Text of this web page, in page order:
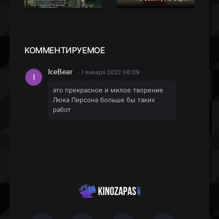
КОММЕНТИРУЕМОЕ
IceBear 1 января 2022 00:09
это прекрасное и милое творение
Люка Пирсона больше бы таких
работ